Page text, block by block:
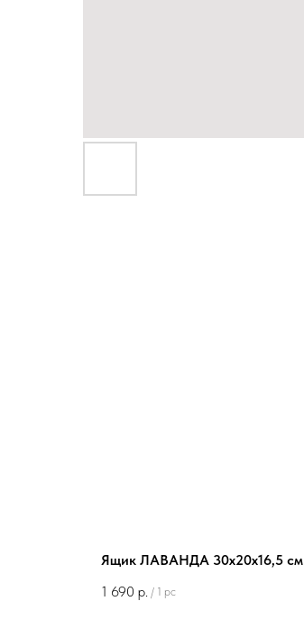
Ящик ЛАВАНДА 30х20х16,5 см
1 690 р. / 1 pc